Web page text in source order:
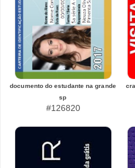
documento do estudante na grande
sp
#126820